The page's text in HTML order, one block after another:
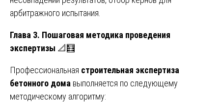
арбитражного испытания.
Глава 3. Пошаговая методика проведения
экспертизы 📐🧮
Профессиональная строительная экспертиза
бетонного дома выполняется по следующему
методическому алгоритму: